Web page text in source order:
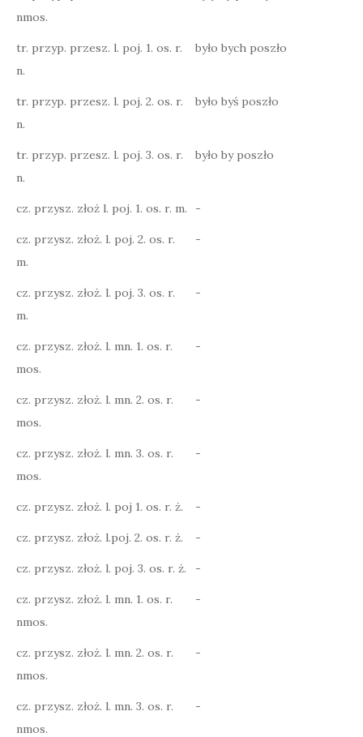
nmos.
tr. przyp. przesz. l. poj. 1. os. r.
n.
było bych poszło
tr. przyp. przesz. l. poj. 2. os. r.
n.
było byś poszło
tr. przyp. przesz. l. poj. 3. os. r.
n.
było by poszło
cz. przysz. złoż l. poj. 1. os. r. m. -
cz. przysz. złoż. l. poj. 2. os. r.
m.
-
cz. przysz. złoż. l. poj. 3. os. r.
m.
-
cz. przysz. złoż. l. mn. 1. os. r.
mos.
-
cz. przysz. złoż. l. mn. 2. os. r.
mos.
-
cz. przysz. złoż. l. mn. 3. os. r.
mos.
-
cz. przysz. złoż. l. poj 1. os. r. ż. -
cz. przysz. złoż. l.poj. 2. os. r. ż. -
cz. przysz. złoż. l. poj. 3. os. r. ż. -
cz. przysz. złoż. l. mn. 1. os. r.
nmos.
-
cz. przysz. złoż. l. mn. 2. os. r.
nmos.
-
cz. przysz. złoż. l. mn. 3. os. r.
nmos.
-